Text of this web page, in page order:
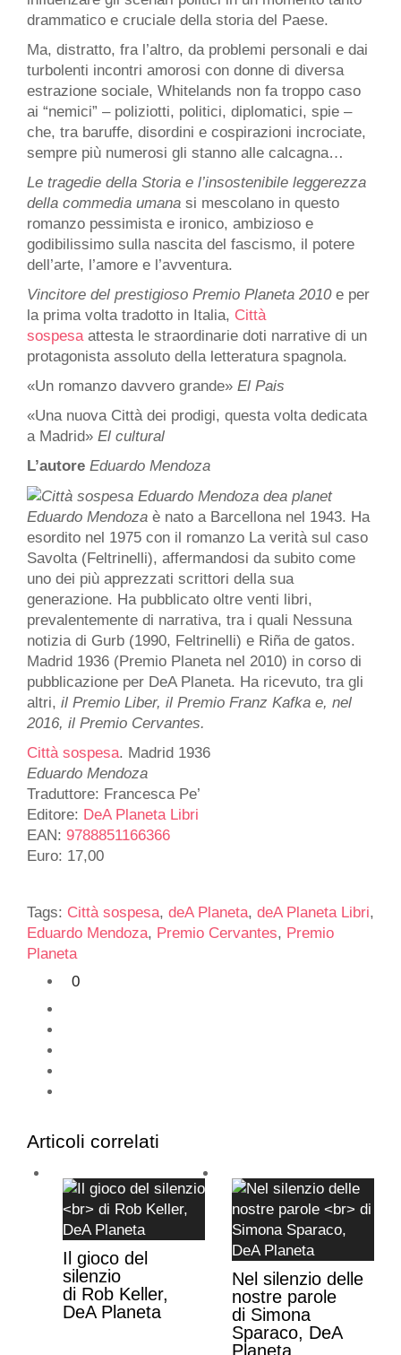
drammatico e cruciale della storia del Paese.
Ma, distratto, fra l’altro, da problemi personali e dai
turbolenti incontri amorosi con donne di diversa
estrazione sociale, Whitelands non fa troppo caso
ai “nemici” – poliziotti, politici, diplomatici, spie –
che, tra baruffe, disordini e cospirazioni incrociate,
sempre più numerosi gli stanno alle calcagna…
Le tragedie della Storia e l’insostenibile leggerezza
della commedia umana si mescolano in questo
romanzo pessimista e ironico, ambizioso e
godibilissimo sulla nascita del fascismo, il potere
dell’arte, l’amore e l’avventura.
Vincitore del prestigioso Premio Planeta 2010e per
la prima volta tradotto in Italia, Città
sospesaattesta le straordinarie doti narrative di un
protagonista assoluto della letteratura spagnola.
«Un romanzo davvero grande» El Pais
«Una nuova Città dei prodigi, questa volta dedicata
a Madrid» El cultural
L’autore Eduardo Mendoza
Eduardo Mendoza è nato a Barcellona nel 1943. Ha
esordito nel 1975 con il romanzo La verità sul caso
Savolta (Feltrinelli), affermandosi da subito come
uno dei più apprezzati scrittori della sua
generazione. Ha pubblicato oltre venti libri,
prevalentemente di narrativa, tra i quali Nessuna
notizia di Gurb (1990, Feltrinelli) e Riña de gatos.
Madrid 1936 (Premio Planeta nel 2010) in corso di
pubblicazione per DeA Planeta. Ha ricevuto, tra gli
altri, il Premio Liber, il Premio Franz Kafka e, nel
2016, il Premio Cervantes.
Città sospesa. Madrid 1936
Eduardo Mendoza
Traduttore: Francesca Pe’
Editore: DeA Planeta Libri
EAN: 9788851166366
Euro: 17,00
Tags: Città sospesa, deA Planeta, deA Planeta Libri,
Eduardo Mendoza, Premio Cervantes, Premio
Planeta
0
Articoli correlati
Il gioco del
silenzio
di Rob Keller,
DeA Planeta
Nel silenzio delle
nostre parole
di Simona
Sparaco, DeA
Planeta